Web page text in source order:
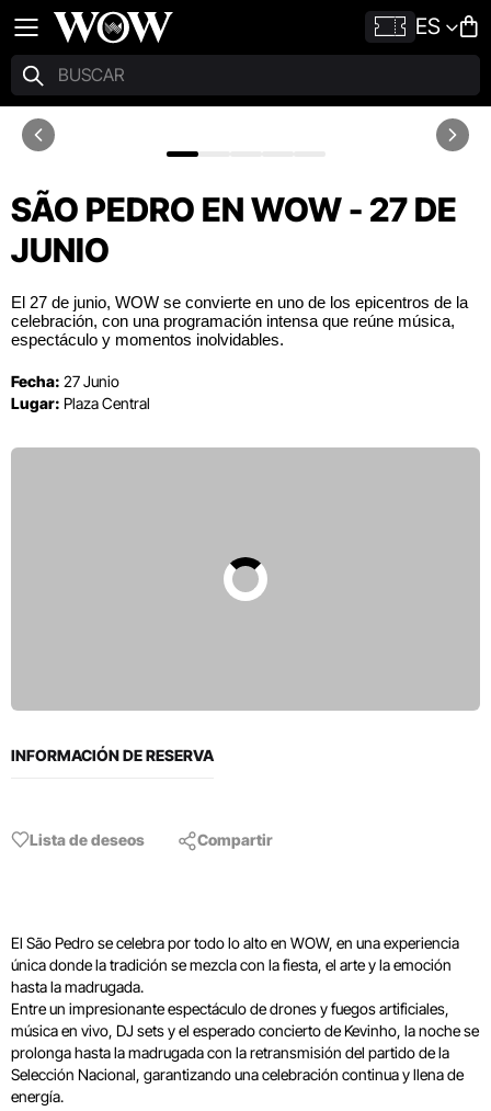
ES
SÃO PEDRO EN WOW - 27 DE
JUNIO
El 27 de junio, WOW se convierte en uno de los epicentros de la
celebración, con una programación intensa que reúne música,
espectáculo y momentos inolvidables.
Fecha: 27 Junio
Lugar: Plaza Central
INFORMACIÓN DE RESERVA
Lista de deseos Compartir
El São Pedro se celebra por todo lo alto en WOW, en una experiencia
única donde la tradición se mezcla con la fiesta, el arte y la emoción
hasta la madrugada.
Entre un impresionante espectáculo de drones y fuegos artificiales,
música en vivo, DJ sets y el esperado concierto de Kevinho, la noche se
prolonga hasta la madrugada con la retransmisión del partido de la
Selección Nacional, garantizando una celebración continua y llena de
energía.